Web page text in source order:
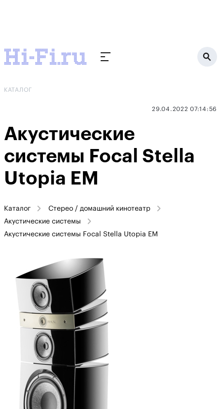
КАТАЛОГ
29.04.2022 07:14:56
Акустические
системы Focal Stella
Utopia EM
Каталог
Стерео / домашний кинотеатр
Акустические системы
Акустические системы Focal Stella Utopia EM